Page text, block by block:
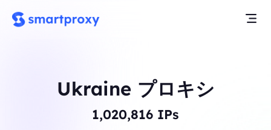
Ukraine プロキシ
1,021,831IPs